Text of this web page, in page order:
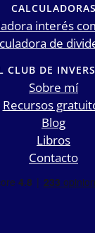
CALCULADORAS
interés
de
CLUB DE
Sobre mí
Recursos
Blog
Libros
Contacto